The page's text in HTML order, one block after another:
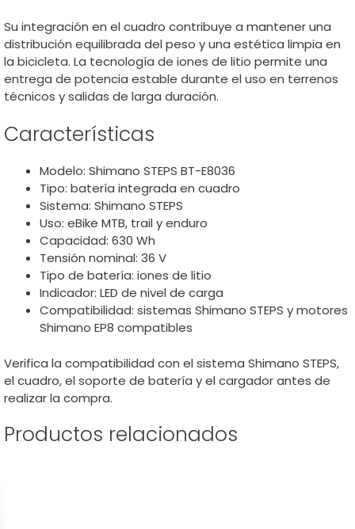
Su integración en el cuadro contribuye a mantener una
distribución equilibrada del peso y una estética limpia en
la bicicleta. La tecnología de iones de litio permite una
entrega de potencia estable durante el uso en terrenos
técnicos y salidas de larga duración.
Características
Modelo: Shimano STEPS BT-E8036
Tipo: batería integrada en cuadro
Sistema: Shimano STEPS
Uso: eBike MTB, trail y enduro
Capacidad: 630 Wh
Tensión nominal: 36 V
Tipo de batería: iones de litio
Indicador: LED de nivel de carga
Compatibilidad: sistemas Shimano STEPS y motores
Shimano EP8 compatibles
Verifica la compatibilidad con el sistema Shimano STEPS,
el cuadro, el soporte de batería y el cargador antes de
realizar la compra.
Productos relacionados